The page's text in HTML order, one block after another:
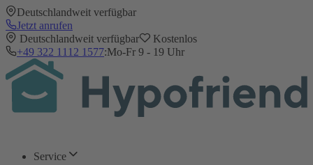
Deutschlandweit verfügbar
Jetzt anrufen
Deutschlandweit verfügbar
Kostenlos
+49 322 1112 1577:Mo-Fr 9 - 19 Uhr
Service